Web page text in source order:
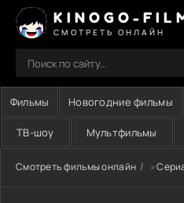
KINOGO-
СМОТРЕТЬ ОНЛАЙН
Фильмы Новогодние фильмы
ТВ-шоу Мультфильмы
Смотреть фильмы онлайн »